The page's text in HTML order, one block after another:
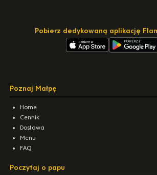
Pobierz dedykowaną aplikację
Poznaj Małpę
Home
Cennik
Dostawa
Menu
FAQ
Poczytaj o papu